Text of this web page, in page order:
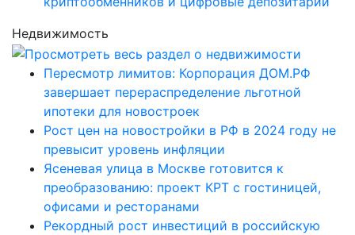
Недвижимость
Пересмотр лимитов: Корпорация ДОМ.РФ
завершает перераспределение льготной
ипотеки для новостроек
Рост цен на новостройки в РФ в 2024 году не
превысит уровень инфляции
Ясеневая улица в Москве готовится к
преобразованию: проект КРТ с гостиницей,
офисами и ресторанами
Рекордный рост инвестиций в российскую